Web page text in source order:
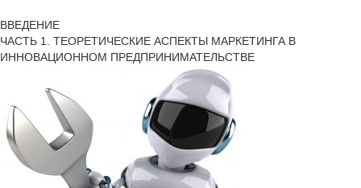
ВВЕДЕНИЕ
ЧАСТЬ 1. ТЕОРЕТИЧЕСКИЕ АСПЕКТЫ МАРКЕТИНГА В
ИННОВАЦИОННОМ ПРЕДПРИНИМАТЕЛЬСТВЕ